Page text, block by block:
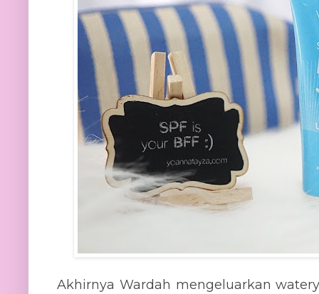
Akhirnya Wardah mengeluarkan